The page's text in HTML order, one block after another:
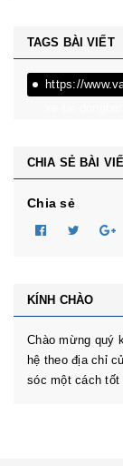
TAGS BÀI VIẾT
https://
CHIA SẺ BÀI
Chia sẻ
KÍNH CHÀO
Chào mừng quý
hệ theo địa chỉ
sóc một cách